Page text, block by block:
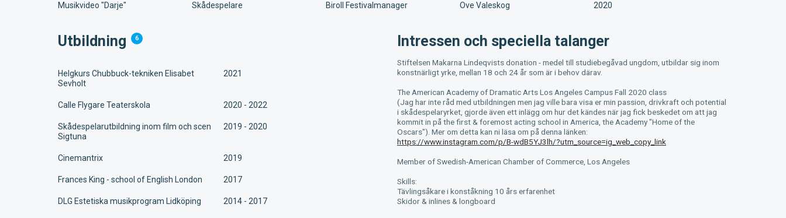
Musikvideo "Darje" Skådespelare Biroll Festivalmanager Ove Valeskog 2020
Utbildning 6
Helgkurs Chubbuck-tekniken Elisabet
Sevholt
2021
Calle Flygare Teaterskola 2020 - 2022
Skådespelarutbildning inom film och scen
Sigtuna
2019 - 2020
Cinemantrix 2019
Frances King - school of English London 2017
DLG Estetiska musikprogram Lidköping 2014 - 2017
Intressen och speciella talanger
Stiftelsen Makarna Lindeqvists donation - medel till studiebegåvad ungdom, utbildar sig inom
konstnärligt yrke, mellan 18 och 24 år som är i behov därav.
The American Academy of Dramatic Arts Los Angeles Campus Fall 2020 class
(Jag har inte råd med utbildningen men jag ville bara visa er min passion, drivkraft och potential
i skådespelaryrket, gjorde även ett inlägg om hur det kändes när jag fick beskedet om att jag
kommit in på the first & foremost acting school in America, the Academy "Home of the
Oscars"). Mer om detta kan ni läsa om på denna länken:
https://www.instagram.com/p/B-wdB5YJ3lh/?utm_source=ig_web_copy_link
Member of Swedish-American Chamber of Commerce, Los Angeles
Skills:
Tävlingsåkare i konståkning 10 års erfarenhet
Skidor & inlines & longboard